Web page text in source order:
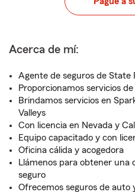
Acerca de mí:
Agente de seguros de State
Proporcionamos servicios
Brindamos servicios en
Valleys
Con licencia en Nevada y
Equipo capacitado y con
Oficina cálida y acogedora
Llámenos para obtener una
seguro
Ofrecemos seguros de auto